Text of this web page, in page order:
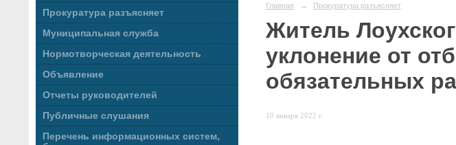
Прокуратура разъясняет
Муниципальная служба
Нормотворческая деятельность
Объявление
Отчеты руководителей
Публичные слушания
Перечень информационных систем,
Главная → Прокуратура разъясняет
Житель
уклонение от
обязательных
10 января 2022 г.